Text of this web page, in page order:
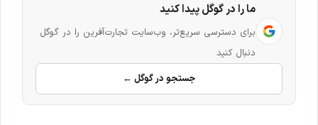
ما را در گوگل پیدا کنید
برای دسترسی سریع‌تر، وب‌سایت تجارت‌آفرین را در گوگل
دنبال کنید
جستجو در گوگل ←